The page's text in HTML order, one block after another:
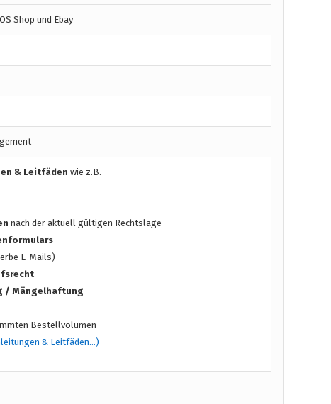
Shop und Ebay
& Leitfäden wie z.B.
nach der aktuell gültigen Rechtslage
E-Mails)
/ Mängelhaftung
Bestellvolumen
& Leitfäden…)